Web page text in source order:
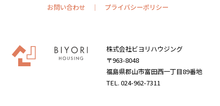
お問い合わせ
プライバシーポリシー
株式会社ビヨリハウジング
〒963-8048
福島県郡山市富田西一丁目89番地
TEL. 024-962-7311